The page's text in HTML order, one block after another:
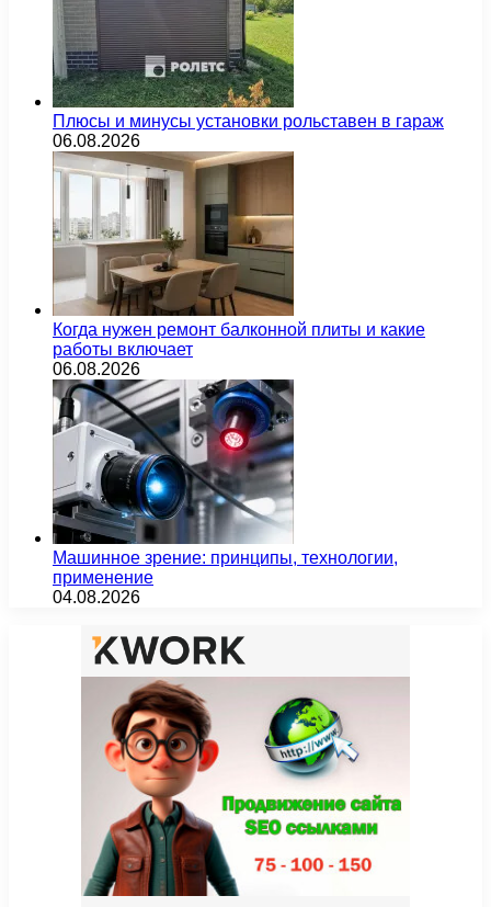
Плюсы и минусы установки рольставен в гараж
06.08.2026
Когда нужен ремонт балконной плиты и какие
работы включает
06.08.2026
Машинное зрение: принципы, технологии,
применение
04.08.2026